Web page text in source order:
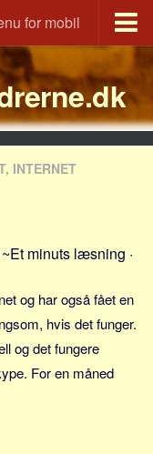
for mobil
INTERNET
~Et minuts læsning ·
og har også fået en
hvis det funger.
og det fungere
For en måned